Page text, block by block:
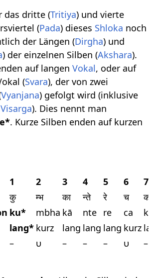
das dritte (Tritiya) und vierte
(Pada) dieses Shloka noch
der Längen (Dirgha) und
) der einzelnen Silben (Akshara).
auf langenVokal, oder auf
(Svara), der von zwei
Vyanjana) gefolgt wird (inklusive
Visarga). Dies nennt man
. Kurze Silben enden auf kurzen
1 2 3 4 5 6
7
कु म्भ का न्ते रे च
का
ku* mbha kā nte re ca
lang* kurz lang lang lang kurz
– υ – – – υ –